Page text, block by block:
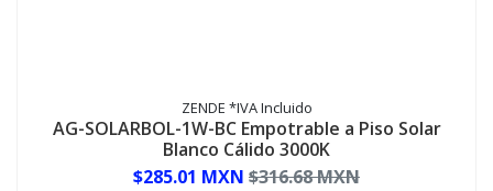
ZENDE *IVA Incluido
AG-SOLARBOL-1W-BC Empotrable a Piso Solar
Blanco Cálido 3000K
$285.01 MXN $316.68 MXN